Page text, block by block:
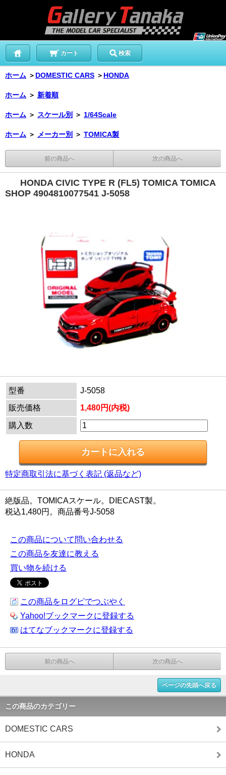
カート 検索
ホーム ＞ DOMESTIC CARS ＞ HONDA
ホーム ＞ 新着順
ホーム ＞ スケール別 ＞ 1/64Scale
ホーム ＞ メーカー別 ＞ TOMICA製
前の商品へ 次の商品へ
HONDA CIVIC TYPE R (FL5) TOMICA TOMICA
SHOP 4904810077541 J-5058
型番
J-5058
販売価格
1,480円(内税)
購入数
特定商取引法に基づく表記 (返品など)
絶版品。TOMICAスケール。DIECAST製。
税込1,480円。商品番号J-5058
この商品について問い合わせる
この商品を友達に教える
買い物を続ける
この商品をログピでつぶやく
Yahoo!ブックマークに登録する
はてなブックマークに登録する
前の商品へ 次の商品へ
ページの先頭へ戻る
この商品のカテゴリー
DOMESTIC CARS
HONDA